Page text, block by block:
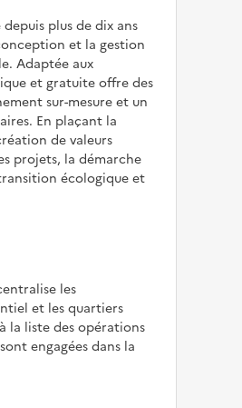
plus de dix ans
et la gestion
Adaptée aux
et gratuite offre des
sur-mesure et un
En plaçant la
de valeurs
projets, la démarche
écologique et
les
et les quartiers
la liste des opérations
engagées dans la